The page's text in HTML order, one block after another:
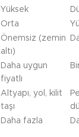
Yüksek
Orta
Önemsiz (zemin
altı)
Daha uygun
fiyatlı
Altyapı, yol, kilit
taşı
Daha fazla